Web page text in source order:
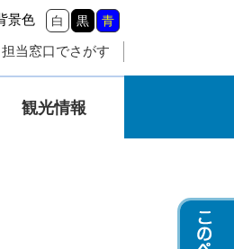
景色 白 黒 青
担当窓口でさがす
観光情報